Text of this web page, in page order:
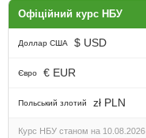
Офіційний курс НБУ
Доллар США $ USD
Євро € EUR
Польський злотий zł PLN
Курс НБУ станом на 10.08.2026